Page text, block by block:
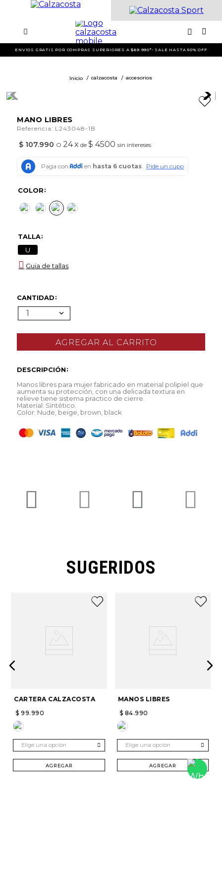
ENVÍOS GRATIS POR COMPRAS SUPERIORES A $89.990*- SALE HASTA 50% OFF
calzacosta accesorios
MANO LIBRES
Referencia : L243048-1B
$ 107.990 O 24x de$ 4500 sin intereses
COLOR
TALLA
U
Guia de tallas
CANTIDAD
1
DESCRIPCIÓN
Manos libres para mujer fabricado en material polipiel que
aumenta su protección, con una delicada textura en
relieve tiene sistema practico de cierre.
Material: Sintético.
Color: Nude, beige, brown, black
SUGERIDOS
CARTERA CALZACOSTA
$ 99.990
Elige una opción
AGREGAR
MANOS LIBRES
$ 84.990
Elige una opción
AGREGAR